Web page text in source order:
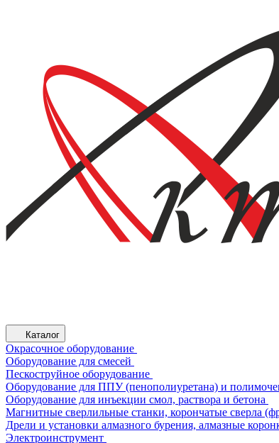
Каталог
Окрасочное оборудование
Оборудование для смесей
Пескоструйное оборудование
Оборудование для ППУ (пенополиуретана) и
Оборудование для инъекции смол, раствора и бетона
Магнитные сверлильные станки, корончатые сверла
Дрели и установки алмазного бурения, алмазные
Электроинструмент